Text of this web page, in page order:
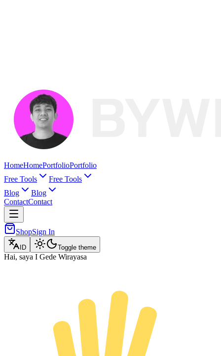
HomeHomePortfolioPortfolio
Free Tools
Free Tools
Blog
Blog
ContactContact
ShopSign In
ID Toggle theme
Hai, saya I Gede Wirayasa